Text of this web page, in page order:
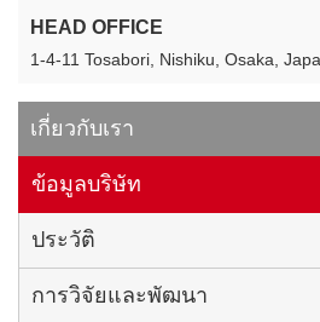
HEAD OFFICE
1-4-11 Tosabori, Nishiku, Osaka,
เกี่ยวกับเรา
ข้อมูลบริษัท
ประวัติ
การวิจัยและพัฒนา